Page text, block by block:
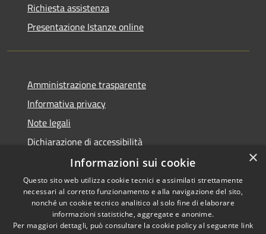
Richiesta assistenza
Presentazione Istanze online
Amministrazione trasparente
Informativa privacy
Note legali
Dichiarazione di accessibilità
Accessibilità
Privacy
Copyright © 2026 • Comune di
Caltanissetta • Powered by
Municipium•Accesso
×
Informazioni sui cookie
Questo sito web utilizza cookie tecnici e assimilati strettamente
necessari al corretto funzionamento e alla navigazione del sito,
nonché un cookie tecnico analitico al solo fine di elaborare
informazioni statistiche, aggregate e anonime.
Per maggiori dettagli, può consultare la cookie policy al seguente link